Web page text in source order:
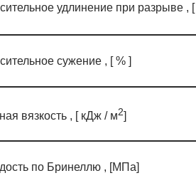
удлинение при разрыве , [
сужение , [ % ]
вязкость , [ кДж / м2]
по Бринеллю , [МПа]